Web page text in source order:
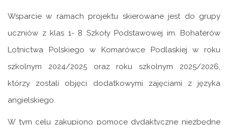
Wsparcie w ramach projektu skierowane jest do grupy
uczniów z klas 1- 8 Szkoły Podstawowej im. Bohaterów
Lotnictwa Polskiego w Komarówce Podlaskiej w roku
szkolnym 2024/2025 oraz roku szkolnym 2025/2026,
którzy zostali objęci dodatkowymi zajęciami z języka
angielskiego.
W tym celu zakupiono pomoce dydaktyczne niezbędne